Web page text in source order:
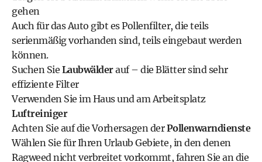
gehen
Auch für das Auto gibt es Pollenfilter, die teils
serienmäßig vorhanden sind, teils eingebaut werden
können.
Suchen Sie Laubwälderauf – die Blätter sind sehr
effiziente Filter
Verwenden Sie im Haus und am Arbeitsplatz
Luftreiniger
Achten Sie auf die Vorhersagen derPollenwarndienste
Wählen Sie für Ihren Urlaub Gebiete, in den denen
Ragweed nicht verbreitet vorkommt, fahren Sie an die